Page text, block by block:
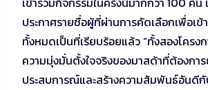
ประกาศรายชื่อผู้ที่ผ่านการคัดเลือกเพื่อเข้
ทั้งหมดเป็นที่เรียบร้อยแล้ว “ทั้งสองโครง
ความมุ่งมั่นตั้งใจจริงของมาสด้าที่ต้องกา
ประสบการณ์และสร้างความสัมพันธ์อันดี